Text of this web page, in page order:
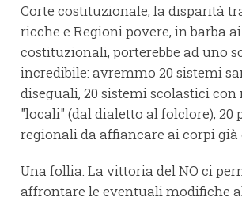
Corte costituzionale, la disparità
ricche e Regioni povere, in barba
costituzionali, porterebbe ad uno
incredibile: avremmo 20 sistemi
diseguali, 20 sistemi scolastici con
"locali" (dal dialetto al folclore), 20
regionali da affiancare ai corpi già
Una follia. La vittoria del NO ci
affrontare le eventuali modifiche